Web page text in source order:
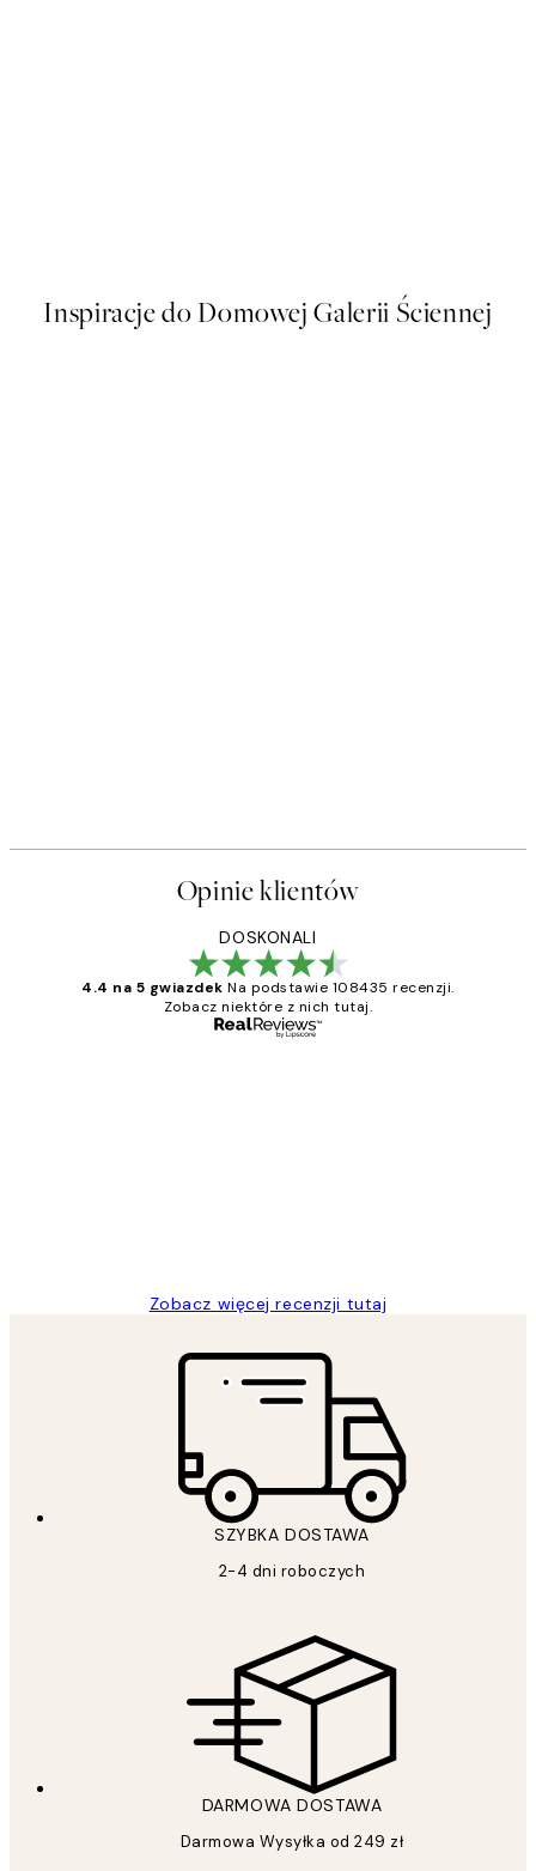
Inspiracje do Domowej Galerii Ściennej
Opinie klientów
DOSKONALI
4.4 na 5 gwiazdek Na podstawie 108435 recenzji.
Zobacz niektóre z nich tutaj.
Zobacz więcej recenzji tutaj
SZYBKA DOSTAWA
2-4 dni roboczych
DARMOWA DOSTAWA
Darmowa Wysyłka od 249 zł